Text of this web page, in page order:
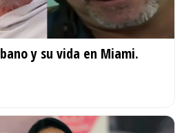
y su vida en Miami.